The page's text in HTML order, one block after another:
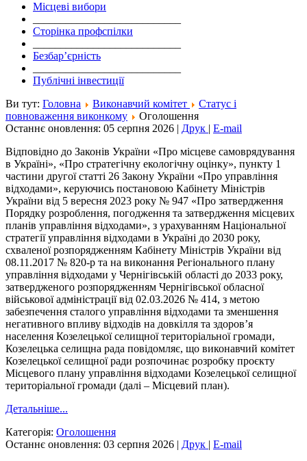
Місцеві вибори
Сторінка профспілки
Безбар’єрність
Публічні інвестиції
Ви тут: Головна Виконавчий комітет
Статус і
повноваження виконкому
Оголошення
Останнє оновлення: 05 серпня 2026 | Друк | E-mail
Відповідно до Законів України «Про місцеве самоврядування
в Україні», «Про стратегічну екологічну оцінку», пункту 1
частини другої статті 26 Закону України «Про управління
відходами», керуючись постановою Кабінету Міністрів
України від 5 вересня 2023 року № 947 «Про затвердження
Порядку розроблення, погодження та затвердження місцевих
планів управління відходами», з урахуванням Національної
стратегії управління відходами в Україні до 2030 року,
схваленої розпорядженням Кабінету Міністрів України від
08.11.2017 № 820-р та на виконання Регіонального плану
управління відходами у Чернігівській області до 2033 року,
затвердженого розпорядженням Чернігівської обласної
військової адміністрації від 02.03.2026 № 414, з метою
забезпечення сталого управління відходами та зменшення
негативного впливу відходів на довкілля та здоров’я
населення Козелецької селищної територіальної громади,
Козелецька селищна рада повідомляє, що виконавчий комітет
Козелецької селищної ради розпочинає розробку проєкту
Місцевого плану управління відходами Козелецької селищної
територіальної громади (далі – Місцевий план).
Детальніше...
Категорія: Оголошення
Останнє оновлення: 03 серпня 2026 | Друк | E-mail